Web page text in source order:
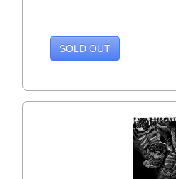
SOLD OUT